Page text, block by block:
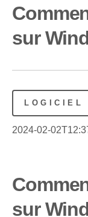
sur
LOGICIEL
2024-02-
sur